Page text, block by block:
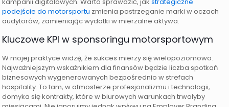
podejście do motorsportu zmienia postrzeganie marki w oczach
audytorów, zamieniając wydatki w mierzalne aktywa.
Kluczowe KPI w sponsoringu motorsportowym
W mojej praktyce widzę, że sukces mierzy się wielopoziomowo.
Najważniejszym wskaźnikiem dla finansów będzie liczba spotkań
biznesowych wygenerowanych bezpośrednio w strefach
hospitality. To tam, w atmosferze profesjonalizmu i technologii,
domyka się kontrakty, które w biurowych warunkach trwałyby